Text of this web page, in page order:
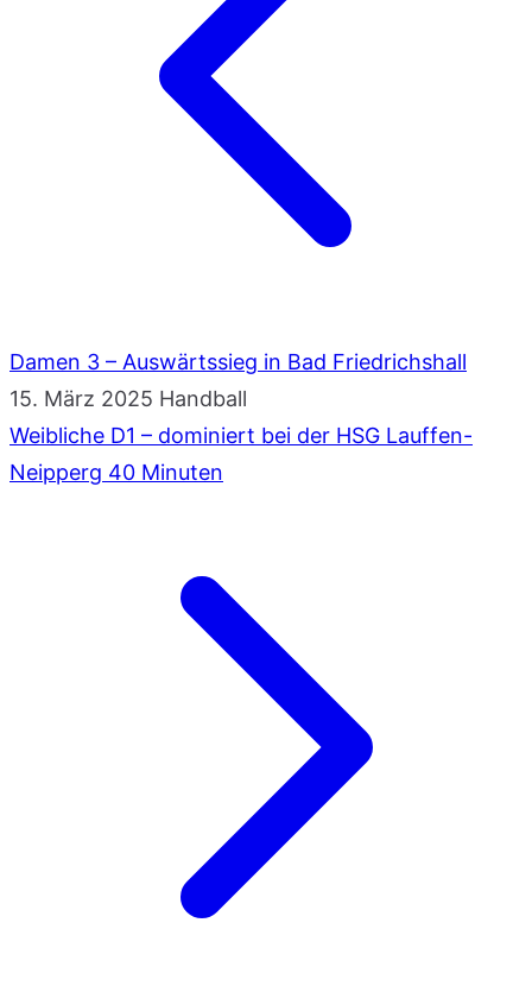
Damen 3 – Auswärtssieg in Bad Friedrichshall
15. März 2025 Handball
Weibliche D1 – dominiert bei der HSG Lauffen-
Neipperg 40 Minuten